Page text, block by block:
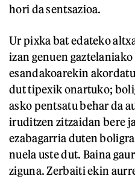
hori da sentsazioa.
Ur pixka bat edateko
izan genuen
esandakoarekin
dut tipexik onartuko;
asko pentsatu behar da
iruditzen zitzaidan bere
ezabagarria duten
nuela uste dut. Baina
ziguna. Zerbaiti ekin